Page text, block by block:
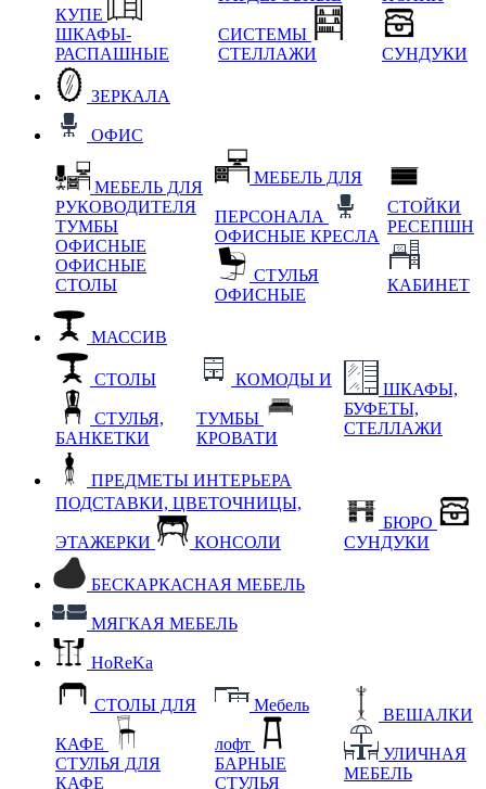
КУПЕ
ШКАФЫ-
РАСПАШНЫЕ
СИСТЕМЫ
СТЕЛЛАЖИ
СУНДУКИ
ЗЕРКАЛА
ОФИС
МЕБЕЛЬ ДЛЯ
РУКОВОДИТЕЛЯ
ТУМБЫ
ОФИСНЫЕ
ОФИСНЫЕ
СТОЛЫ
МЕБЕЛЬ ДЛЯ
ПЕРСОНАЛА
ОФИСНЫЕ КРЕСЛА
СТУЛЬЯ
ОФИСНЫЕ
СТОЙКИ
РЕСЕПШН
КАБИНЕТ
МАССИВ
СТОЛЫ
СТУЛЬЯ,
БАНКЕТКИ
КОМОДЫ И
ТУМБЫ
КРОВАТИ
ШКАФЫ,
БУФЕТЫ,
СТЕЛЛАЖИ
ПРЕДМЕТЫ ИНТЕРЬЕРА
ПОДСТАВКИ, ЦВЕТОЧНИЦЫ,
ЭТАЖЕРКИ КОНСОЛИ
БЮРО
СУНДУКИ
БЕСКАРКАСНАЯ МЕБЕЛЬ
МЯГКАЯ МЕБЕЛЬ
HoReKa
СТОЛЫ ДЛЯ
КАФЕ
СТУЛЬЯ ДЛЯ
КАФЕ
Мебель
лофт
БАРНЫЕ
СТУЛЬЯ
ВЕШАЛКИ
УЛИЧНАЯ
МЕБЕЛЬ